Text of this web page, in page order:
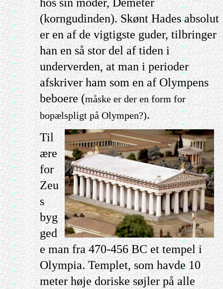
(korngudinden). Skønt Hades absolut
er en af de vigtigste guder, tilbringer
han en så stor del af tiden i
underverden, at man i perioder
afskriver ham som en af Olympens
beboere (måske er der en form for
bopælspligt på Olympen?).
Til
ære
for
Zeu
s
byg
ged
e man fra 470-456 BC et tempel i
Olympia. Templet, som havde 10
meter høje doriske søjler på alle